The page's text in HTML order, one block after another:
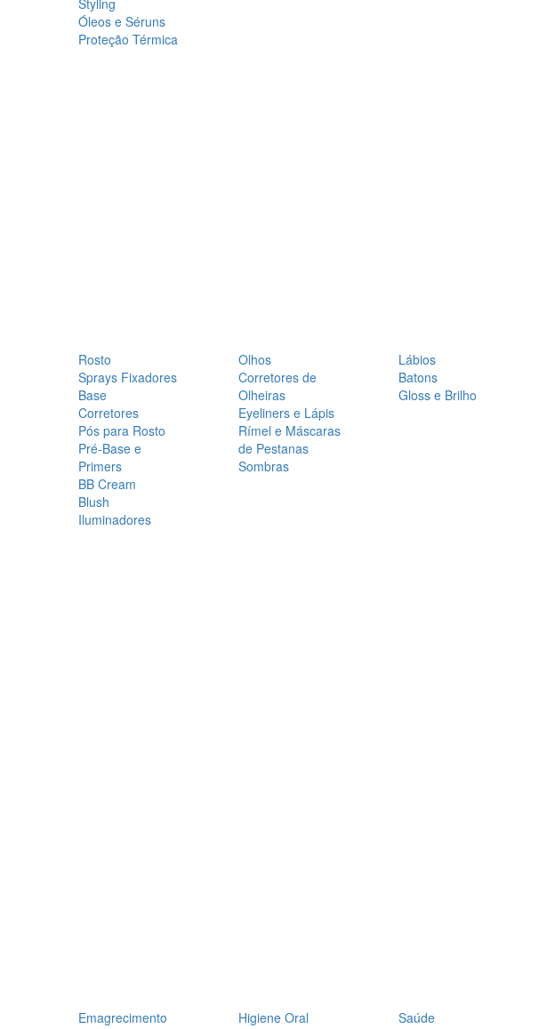
Styling
Óleos e Séruns
Proteção Térmica
Rosto
Sprays Fixadores
Base
Corretores
Pós para Rosto
Pré-Base e
Primers
BB Cream
Blush
Iluminadores
Olhos
Corretores de
Olheiras
Eyeliners e Lápis
Rímel e Máscaras
de Pestanas
Sombras
Lábios
Batons
Gloss e Brilho
Emagrecimento
Higiene Oral
Saúde